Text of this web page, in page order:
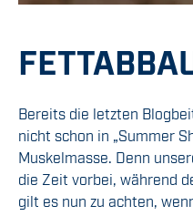
Bereits die letzten
nicht schon in „Summer
Muskelmasse. Denn
die Zeit vorbei, während
gilt es nun zu achten,